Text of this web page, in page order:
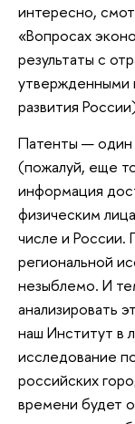
интересно,
«Вопросах
результаты с
утвержденными
развития
Патенты — один
(пожалуй, еще
информация
физическим
числе и
региональной
незыблемо. И
анализировать
наш Институт в
исследование
российских
времени будет